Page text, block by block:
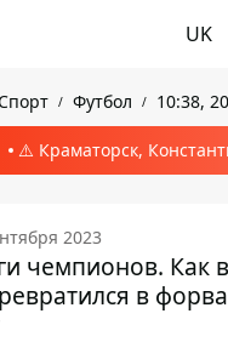
UK
Футбол 10:38,
⚠️ Краматорск,
2023
чемпионов. Как
в